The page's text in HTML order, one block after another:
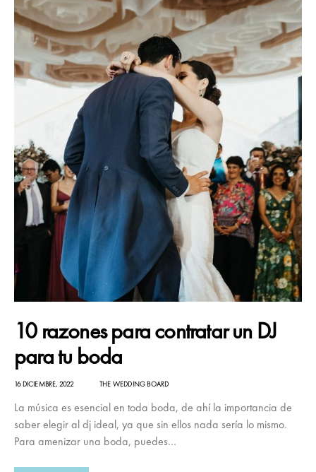
10 razones para contratar un DJ
para tu boda
16 DICIEMBRE, 2022 THE WEDDING BOARD
La música es esencial en toda boda, de ahí la importancia de
saber elegir al dj ideal, ya que sin ellos nada sería lo mismo.
Para amenizar una boda, puedes…